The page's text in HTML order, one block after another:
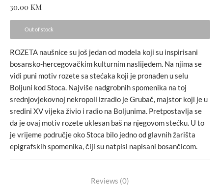
30.00 KM
ROZETA naušnice su još jedan od modela koji su inspirisani
bosansko-hercegovačkim kulturnim naslijeđem. Na njima se
vidi puni motiv rozete sa stećaka koji je pronađen u selu
Boljuni kod Stoca. Najviše nadgrobnih spomenika na toj
srednjovjekovnoj nekropoli izradio je Grubač, majstor koji je u
sredini XV vijeka živio i radio na Boljunima. Pretpostavlja se
da je ovaj motiv rozete uklesan baš na njegovom stećku. U to
je vrijeme područje oko Stoca bilo jedno od glavnih žarišta
epigrafskih spomenika, čiji su natpisi napisani bosančicom.
Out of stock
Reviews (0)